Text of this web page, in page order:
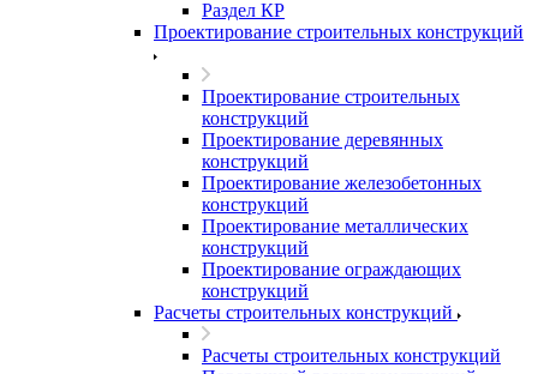
Раздел КР
Проектирование строительных конструкций
Проектирование строительных
конструкций
Проектирование деревянных
конструкций
Проектирование железобетонных
конструкций
Проектирование металлических
конструкций
Проектирование ограждающих
конструкций
Расчеты строительных конструкций
Расчеты строительных конструкций